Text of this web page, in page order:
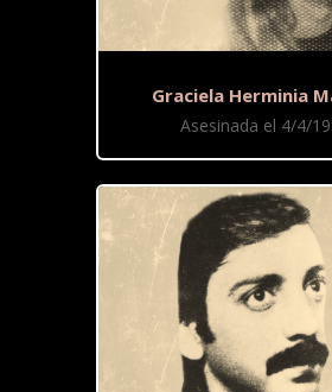
Graciela Herminia
Asesinada el 4/4/